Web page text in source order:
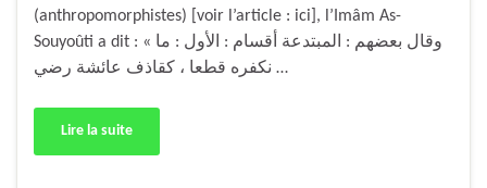
(anthropomorphistes) [voir l’article : ici], l’Imâm As-
Souyoûti a dit : « وقال بعضهم : المبتدعة أقسام : الأول : ما
نكفره قطعا ، كقاذف عائشة رضي …
Lire la suite